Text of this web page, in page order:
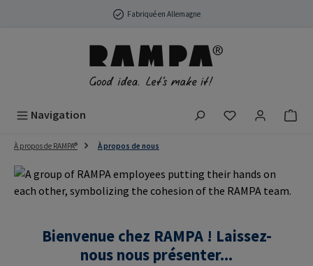
Passer au contenu principalFabriqué en Allemagne
Navigation Vous avez 0
À propos de RAMPA® À propos de nous
Bienvenue chez RAMPA ! Laissez-
nous nous présenter...